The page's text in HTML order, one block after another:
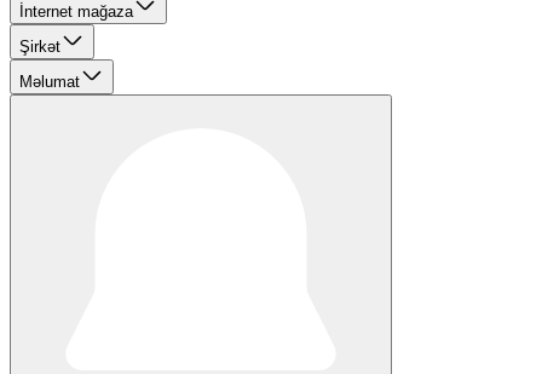
İnternet mağaza
Şirkət
Məlumat